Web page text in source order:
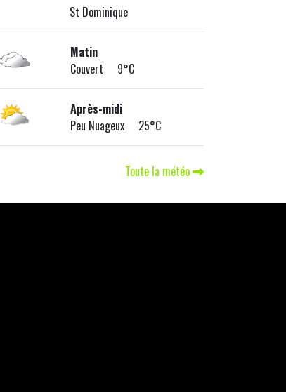
St Dominique
Matin
Couvert 9°C
Après-midi
Peu Nuageux 25°C
Toute la météo